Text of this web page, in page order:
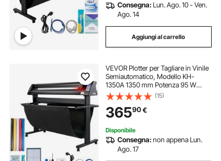
Consegna: Lun. Ago. 10 - Ven.
Ago. 14
Aggiungi al carrello
VEVOR Plotter per Tagliare in Vinile
Semiautomatico, Modello KH-
1350A 1350 mm Potenza 95 W
Taglierina per Plotter Vinile
Signmaster per Adesivi per Auto,
Segnali Stradali, Palloncini, Caschi,
ecc.
(15)
36590€
Disponibile
Consegna:non appena Lun.
Ago. 17